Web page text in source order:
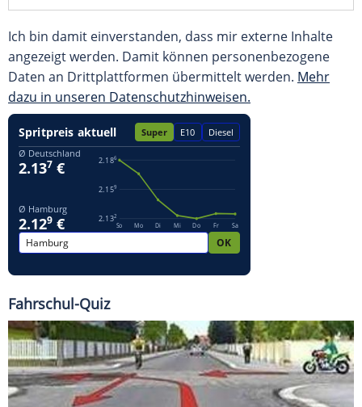
Ich bin damit einverstanden, dass mir externe Inhalte
angezeigt werden. Damit können personenbezogene
Daten an Drittplattformen übermittelt werden. Mehr
dazu in unseren Datenschutzhinweisen.
Fahrschul-Quiz